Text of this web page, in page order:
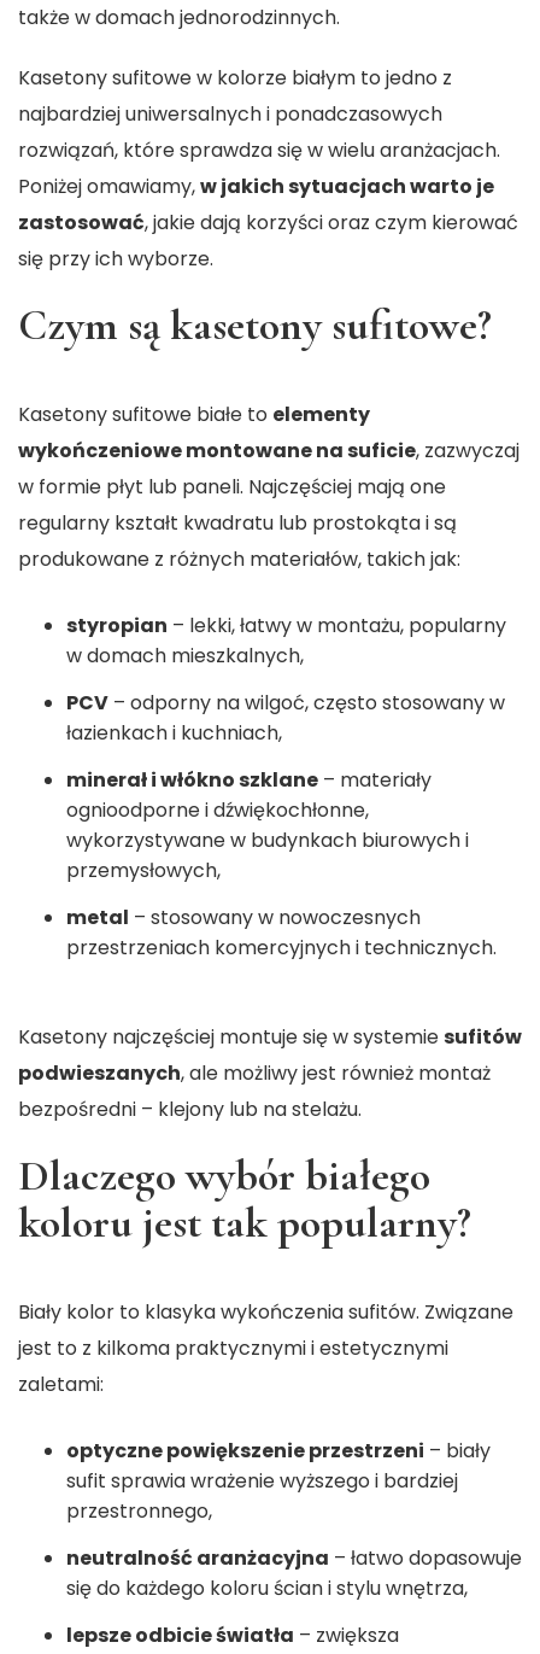
także w domach jednorodzinnych.
Kasetony sufitowe w kolorze białym to jedno z
najbardziej uniwersalnych i ponadczasowych
rozwiązań, które sprawdza się w wielu aranżacjach.
Poniżej omawiamy,w jakich sytuacjach warto je
zastosować, jakie dają korzyści oraz czym kierować
się przy ich wyborze.
Czym są kasetony sufitowe?
Kasetony sufitowe białe to elementy
wykończeniowe montowane na suficie, zazwyczaj
w formie płyt lub paneli. Najczęściej mają one
regularny kształt kwadratu lub prostokąta i są
produkowane z różnych materiałów, takich jak:
styropian – lekki, łatwy w montażu, popularny
w domach mieszkalnych,
PCV – odporny na wilgoć, często stosowany w
łazienkach i kuchniach,
minerał i włókno szklane – materiały
ognioodporne i dźwiękochłonne,
wykorzystywane w budynkach biurowych i
przemysłowych,
metal – stosowany w nowoczesnych
przestrzeniach komercyjnych i technicznych.
Kasetony najczęściej montuje się w systemiesufitów
podwieszanych, ale możliwy jest również montaż
bezpośredni – klejony lub na stelażu.
Dlaczego wybór białego
koloru jest tak popularny?
Biały kolor to klasyka wykończenia sufitów. Związane
jest to z kilkoma praktycznymi i estetycznymi
zaletami:
optyczne powiększenie przestrzeni – biały
sufit sprawia wrażenie wyższego i bardziej
przestronnego,
neutralność aranżacyjna – łatwo dopasowuje
się do każdego koloru ścian i stylu wnętrza,
lepsze odbicie światła – zwiększa